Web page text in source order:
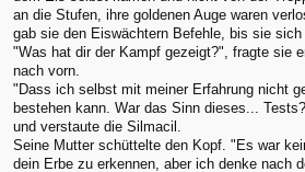
an die Stufen, ihre goldenen Auge waren
gab sie den Eiswächtern Befehle, bis sie sich
"Was hat dir der Kampf gezeigt?", fragte sie
nach vorn.
"Dass ich selbst mit meiner Erfahrung nicht
bestehen kann. War das Sinn dieses...
und verstaute die Silmacil.
Seine Mutter schüttelte den Kopf. "Es war
dein Erbe zu erkennen, aber ich denke nach